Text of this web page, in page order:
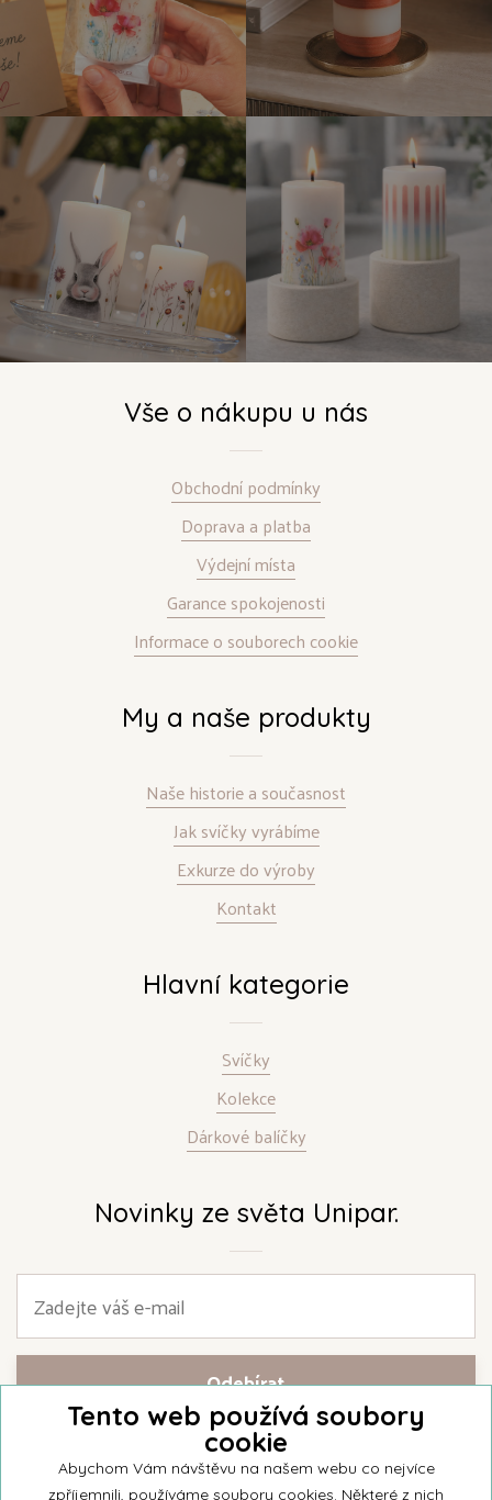
Vše o nákupu u nás
Obchodní podmínky
Doprava a platba
Výdejní místa
Garance spokojenosti
Informace o souborech cookie
My a naše produkty
Naše historie a současnost
Jak svíčky vyrábíme
Exkurze do výroby
Kontakt
Hlavní kategorie
Svíčky
Kolekce
Dárkové balíčky
Novinky ze světa Unipar.
Přihlašte se k našemu newsletteru a buďte jako první informováni o
nejnovějších kolekcích svíček a aktualitách z rodinné firmy Unipar.
Tento web používá soubory
cookie
Abychom Vám návštěvu na našem webu co nejvíce
zpříjemnili, používáme soubory cookies. Některé z nich